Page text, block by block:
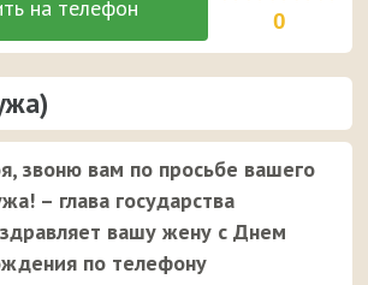
0
звоню вам по просьбе вашего
– глава государства
вашу жену с Днем
по телефону